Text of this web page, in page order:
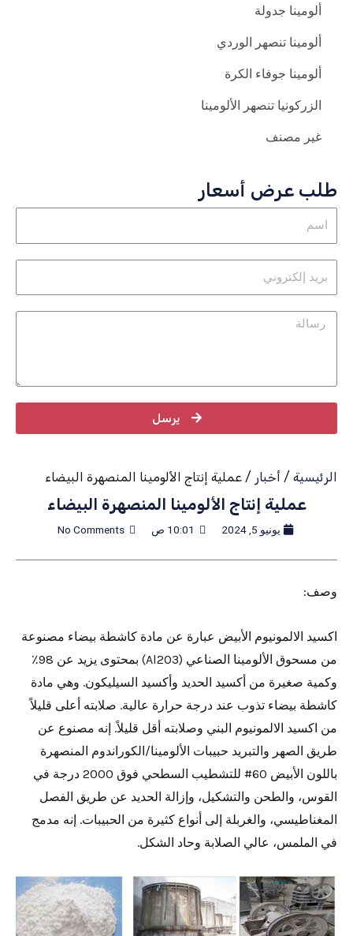
ألومينا جدولة
ألومينا تنصهر الوردي
ألومينا جوفاء الكرة
الزركونيا تنصهر الألومينا
غير مصنف
طلب عرض أسعار
يرسل
الرئيسية / أخبار / عملية إنتاج الألومينا المنصهرة البيضاء
عملية إنتاج الألومينا المنصهرة البيضاء
يونيو 5, 2024 10:01 ص No Comments
وصف:
اكسيد الالمونيوم الأبيض عبارة عن مادة كاشطة بيضاء مصنوعة
من مسحوق الألومينا الصناعي (Al2O3) بمحتوى يزيد عن 98٪
وكمية صغيرة من أكسيد الحديد وأكسيد السيليكون. وهي مادة
كاشطة بيضاء تذوب عند درجة حرارة عالية. صلابته أعلى قليلاً
من اكسيد الالمونيوم البني وصلابته أقل قليلاً. إنه مصنوع عن
طريق الصهر والتبريد حبيبات الألومينا/الكوراندوم المنصهرة
باللون الأبيض 60# للتشطيب السطحي فوق 2000 درجة في
القوس، والطحن والتشكيل، وإزالة الحديد عن طريق الفصل
المغناطيسي، والغربلة إلى أنواع كثيرة من الحبيبات. إنه مدمج
في الملمس، عالي الصلابة وحاد الشكل.